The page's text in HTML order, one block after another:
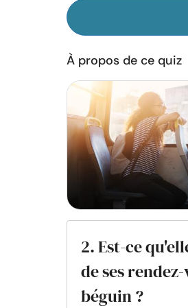
À propos de ce quiz
2. Est-ce
de ses
béguin ?